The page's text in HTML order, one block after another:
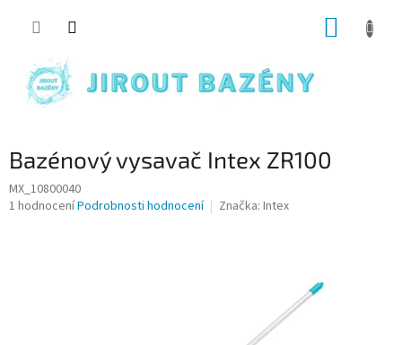
Bazénový vysavač Intex ZR100
MX_10800040
Průměrné hodnocení produktu je 3,0 z 5 hvězdiček.
1 hodnoceníPodrobnosti hodnocení Značka: Intex